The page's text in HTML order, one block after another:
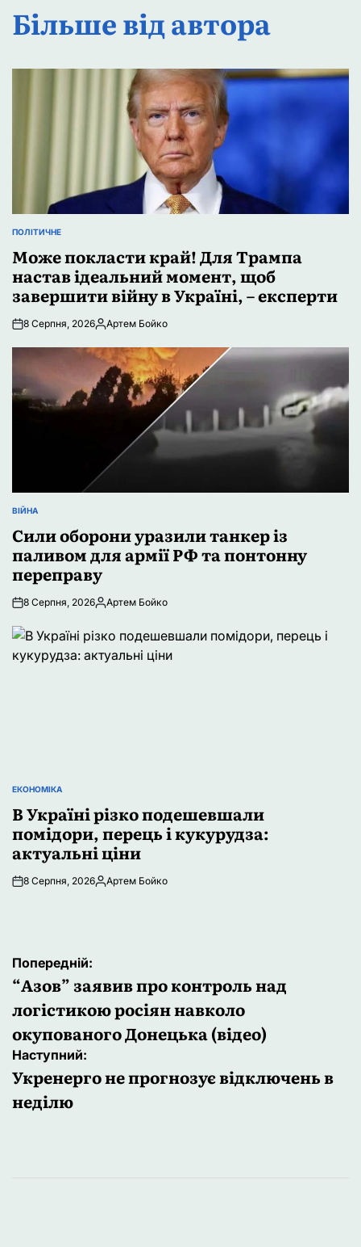
Більше від автора
ОПУБЛІКУВАТИ
ПОЛІТИЧНЕ
Може покласти край! Для Трампа
настав ідеальний момент, щоб
завершити війну в Україні, – експерти
8 Серпня, 2026Опубліковано
Артем Бойко
ОПУБЛІКУВАТИ
ВІЙНА
Сили оборони уразили танкер із
паливом для армії РФ та понтонну
переправу
8 Серпня, 2026Опубліковано
Артем Бойко
ОПУБЛІКУВАТИ
ЕКОНОМІКА
В Україні різко подешевшали
помідори, перець і кукурудза:
актуальні ціни
8 Серпня, 2026Опубліковано
Артем Бойко
Навігація
записів
Попередній:
“Азов” заявив про контроль над
логістикою росіян навколо
окупованого Донецька (відео)
Наступний:
Укренерго не прогнозує відключень в
неділю